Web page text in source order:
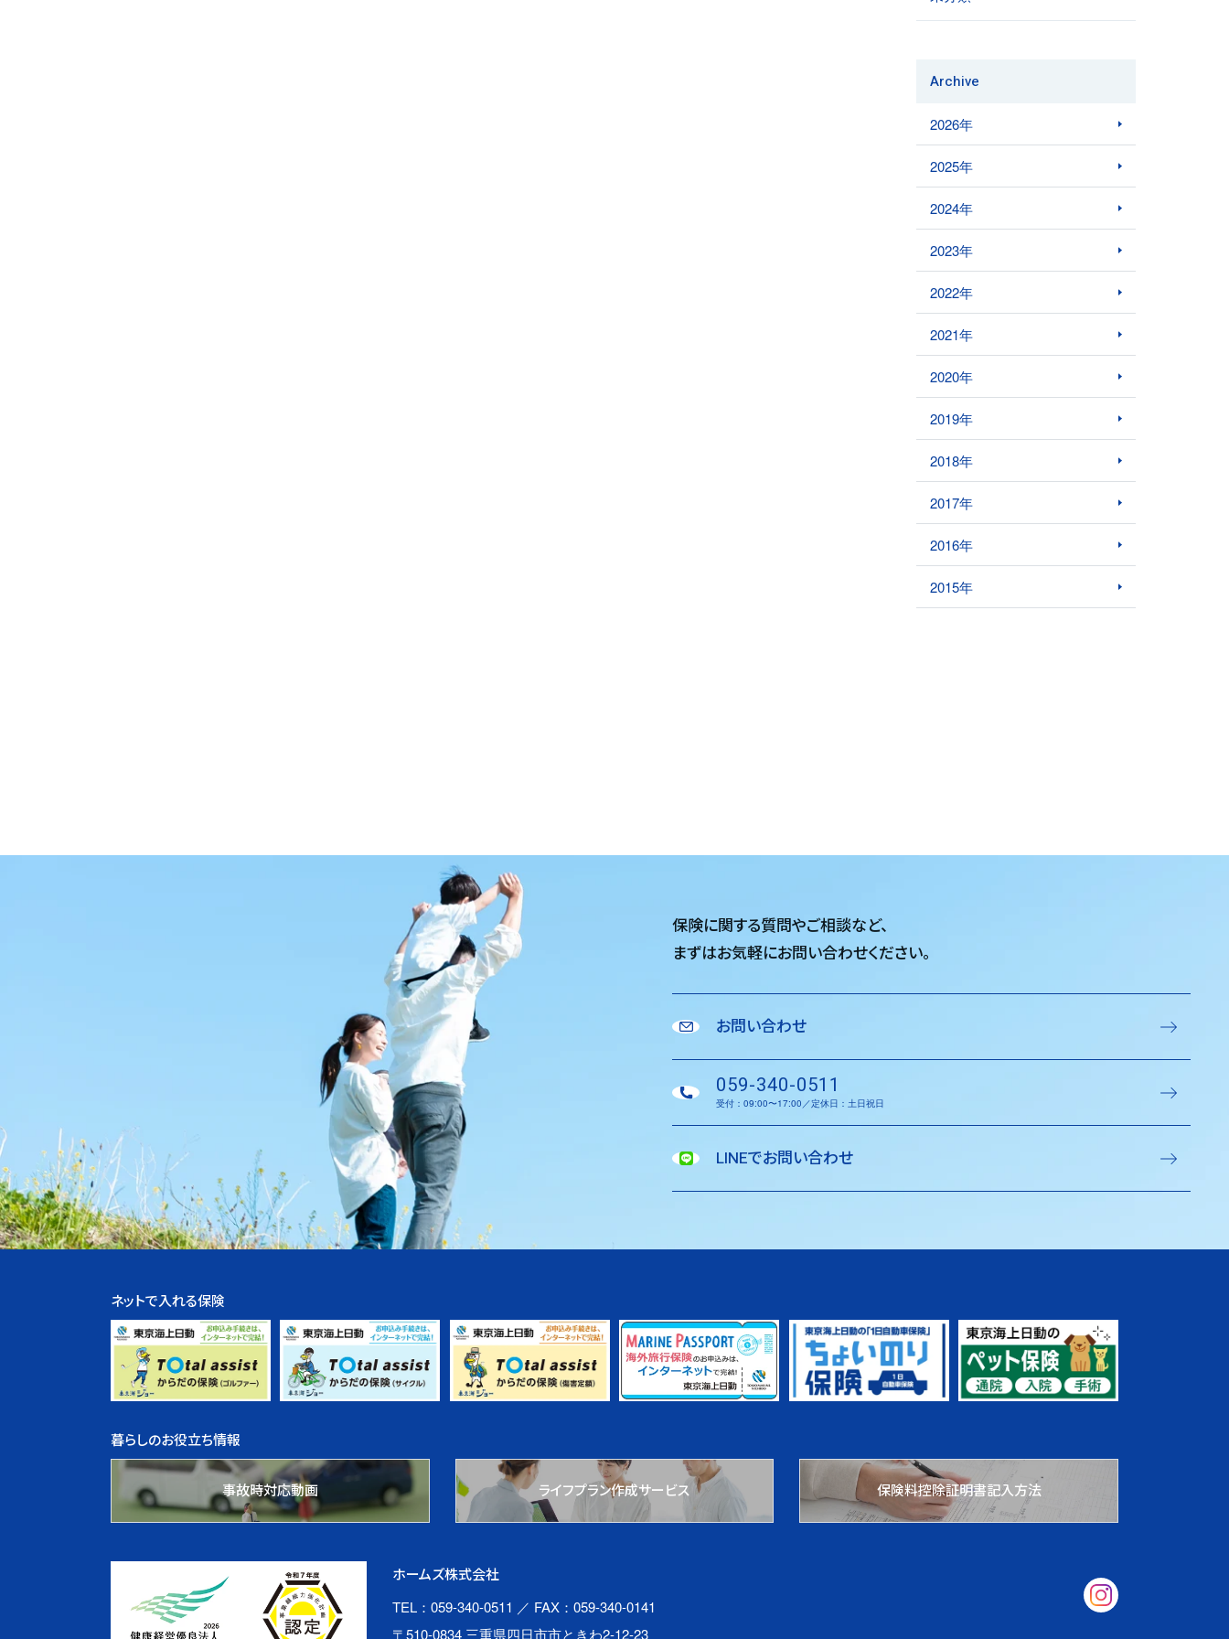
Archive
2026年
2025年
2024年
2023年
2022年
2021年
2020年
2019年
2018年
2017年
2016年
2015年
保険に関する質問やご相談など、
まずはお気軽にお問い合わせください。
お問い合わせ
059-340-0511
受付：09:00〜17:00／定休日：土日祝日
LINEでお問い合わせ
ネットで入れる保険
暮らしのお役立ち情報
事故時対応動画 ライフプラン作成サービス 保険料控除証明書記入方法
ホームズ株式会社
TEL：059-340-0511 ／ FAX：059-340-0141
〒510-0834 三重県四日市市ときわ2-12-23